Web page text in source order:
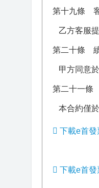
第十九條
乙方客服
第二十條
甲方同意
第二十一條
本合約僅
下載e首
下載e首